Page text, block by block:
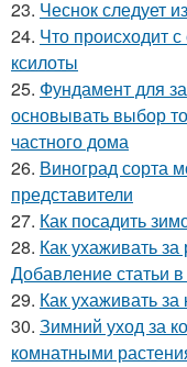
23. Чеснок следует
24. Что происходит
ксилоты
25. Фундамент для
основывать выбор
частного дома
26. Виноград сорта
представители
27. Как посадить
28. Как ухаживать
Добавление статьи
29. Как ухаживать
30. Зимний уход за
комнатными